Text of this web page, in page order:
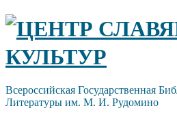
Skip
content
ЦЕНТР
КУЛЬТУР
Всероссийская Государственная
Литературы им. М. И. Рудомино